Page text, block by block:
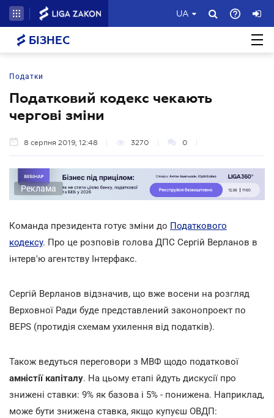
UA
БІЗНЕС
Податки
Податковий кодекс чекають
чергові зміни
8 серпня 2019, 12:48 3270 0
Реклама
Команда президента готує зміни до Податкового
кодексу. Про це розповів голова ДПС Сергій Верланов в
інтерв'ю агентству Інтерфакс.
Сергій Верланов відзначив, що вже восени на розгляд
Верховної Ради буде представлений законопроект по
BEPS (протидія схемам ухилення від податків).
Також ведуться переговори з МВФ щодо податкової
амністії капіталу. На цьому етапі йдуть дискусії про
знижені ставки: 9% як базова і 5% - понижена. Наприклад,
може бути знижена ставка, якщо купуєш ОВДП: